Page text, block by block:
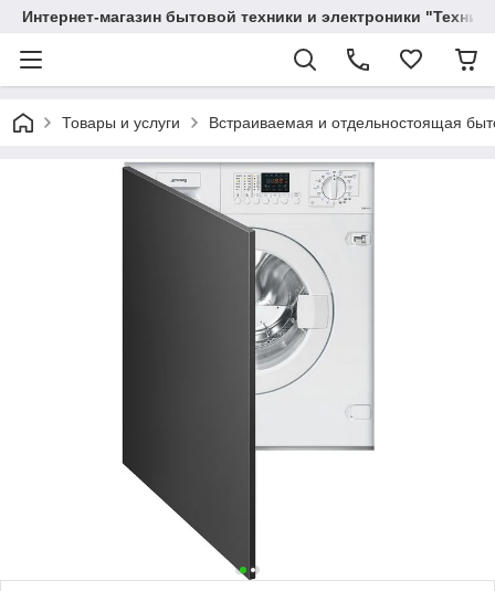
Интернет-магазин бытовой техники и электроники
Товары и услуги Вcтраиваемая и отдельностоящая